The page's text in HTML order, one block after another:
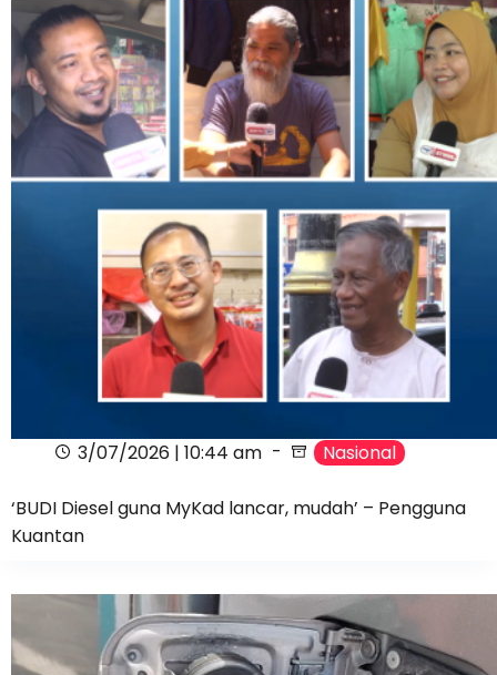
3/07/2026 | 10:44 am Nasional
‘BUDI Diesel guna MyKad lancar, mudah’ – Pengguna
Kuantan